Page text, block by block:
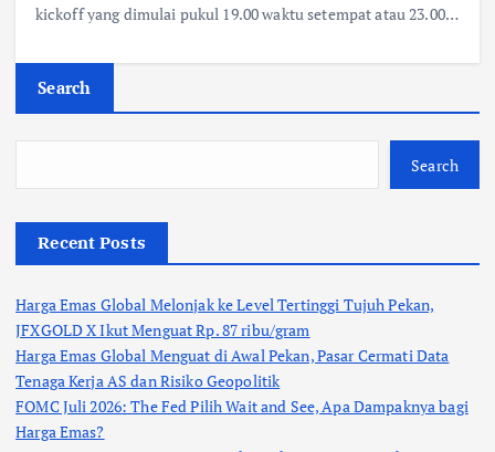
kickoff yang dimulai pukul 19.00 waktu setempat atau 23.00…
Search
Search
Recent Posts
Harga Emas Global Melonjak ke Level Tertinggi Tujuh Pekan,
JFXGOLD X Ikut Menguat Rp. 87 ribu/gram
Harga Emas Global Menguat di Awal Pekan, Pasar Cermati Data
Tenaga Kerja AS dan Risiko Geopolitik
FOMC Juli 2026: The Fed Pilih Wait and See, Apa Dampaknya bagi
Harga Emas?